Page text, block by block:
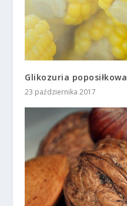
Glikozuria poposiłkowa
23 października 2017